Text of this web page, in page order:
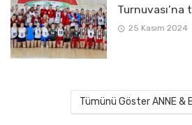
Turnuvası’na
25 Kasım 2024
Tümünü Göster ANNE &